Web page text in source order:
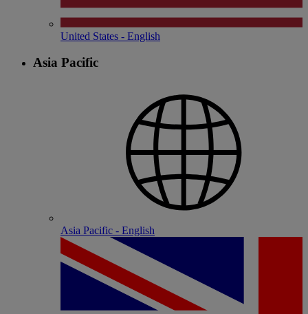
United States - English
Asia Pacific
Asia Pacific - English